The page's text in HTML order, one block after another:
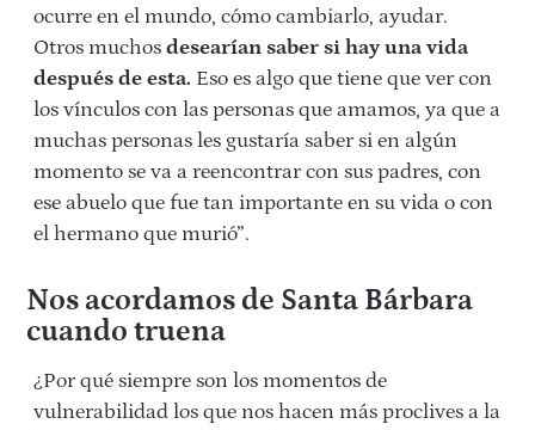
ocurre en el mundo, cómo cambiarlo, ayudar.
Otros muchos desearían saber si hay una vida
después de esta. Eso es algo que tiene que ver con
los vínculos con las personas que amamos, ya que a
muchas personas les gustaría saber si en algún
momento se va a reencontrar con sus padres, con
ese abuelo que fue tan importante en su vida o con
el hermano que murió”.
Nos acordamos de Santa Bárbara
cuando truena
¿Por qué siempre son los momentos de
vulnerabilidad los que nos hacen más proclives a la